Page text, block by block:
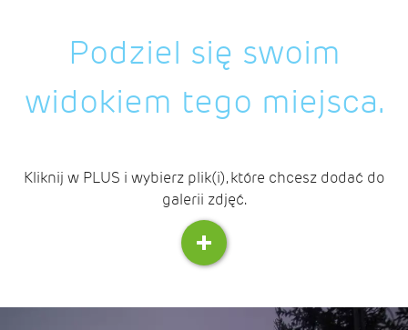
Podziel się swoim
widokiem tego miejsca.
Kliknij w PLUS i wybierz plik(i), które chcesz dodać do
galerii zdjęć.